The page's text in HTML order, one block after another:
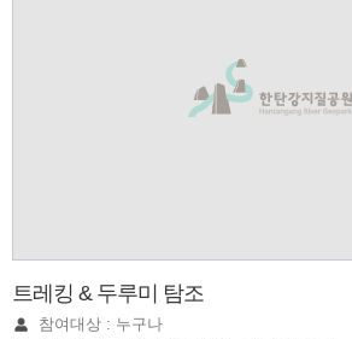
트레킹 & 두루미 탐조
참여대상 : 누구나